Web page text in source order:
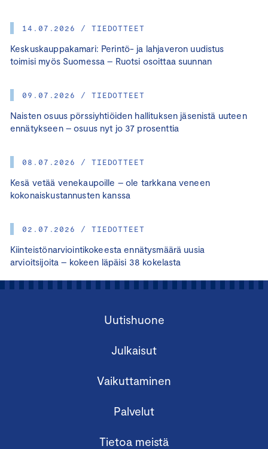
14.07.2026 / TIEDOTTEET
Keskuskauppakamari: Perintö- ja lahjaveron uudistus
toimisi myös Suomessa – Ruotsi osoittaa suunnan
09.07.2026 / TIEDOTTEET
Naisten osuus pörssiyhtiöiden hallituksen jäsenistä uuteen
ennätykseen – osuus nyt jo 37 prosenttia
08.07.2026 / TIEDOTTEET
Kesä vetää venekaupoille – ole tarkkana veneen
kokonaiskustannusten kanssa
02.07.2026 / TIEDOTTEET
Kiinteistönarviointikokeesta ennätysmäärä uusia
arvioitsijoita – kokeen läpäisi 38 kokelasta
Uutishuone
Julkaisut
Vaikuttaminen
Palvelut
Tietoa meistä